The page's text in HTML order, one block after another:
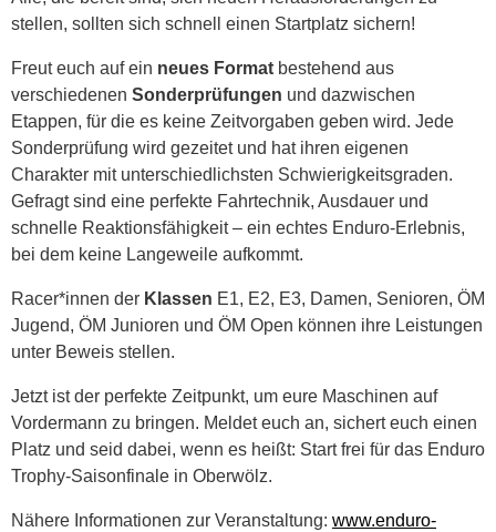
stellen, sollten sich schnell einen Startplatz sichern!
Freut euch auf ein neues Format bestehend aus
verschiedenen Sonderprüfungen und dazwischen
Etappen, für die es keine Zeitvorgaben geben wird. Jede
Sonderprüfung wird gezeitet und hat ihren eigenen
Charakter mit unterschiedlichsten Schwierigkeitsgraden.
Gefragt sind eine perfekte Fahrtechnik, Ausdauer und
schnelle Reaktionsfähigkeit – ein echtes Enduro-Erlebnis,
bei dem keine Langeweile aufkommt.
Racer*innen der Klassen E1, E2, E3, Damen, Senioren, ÖM
Jugend, ÖM Junioren und ÖM Open können ihre Leistungen
unter Beweis stellen.
Jetzt ist der perfekte Zeitpunkt, um eure Maschinen auf
Vordermann zu bringen. Meldet euch an, sichert euch einen
Platz und seid dabei, wenn es heißt: Start frei für das Enduro
Trophy-Saisonfinale in Oberwölz.
Nähere Informationen zur Veranstaltung: www.enduro-